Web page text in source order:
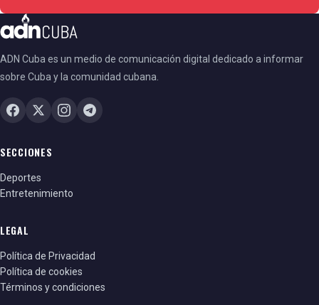
ADN Cuba es un medio de comunicación digital dedicado a informar
sobre Cuba y la comunidad cubana.
SECCIONES
Deportes
Entretenimiento
LEGAL
Política de Privacidad
Política de cookies
Términos y condiciones